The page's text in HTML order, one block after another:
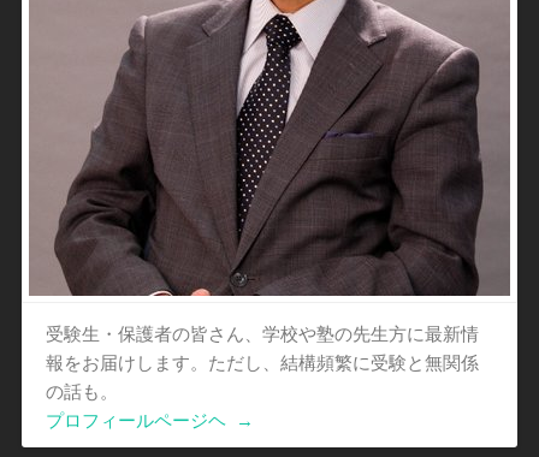
受験生・保護者の皆さん、学校や塾の先生方に最新情
報をお届けします。ただし、結構頻繁に受験と無関係
の話も。
プロフィールページヘ
→